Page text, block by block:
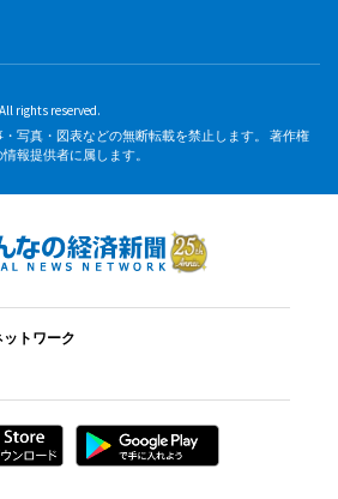
rights reserved.
写真・図表などの無断転載を禁止します。 著作権
報提供者に属します。
トワーク